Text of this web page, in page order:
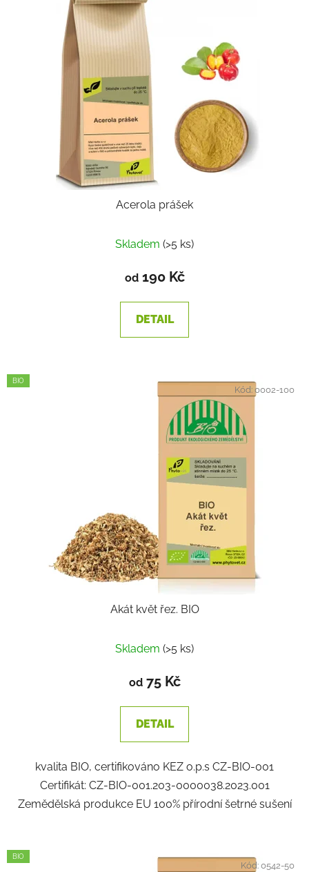
Acerola prášek
Skladem (>5 ks)
od190 Kč
DETAIL
BIO
Akát květ řez. BIO
Skladem (>5 ks)
od75 Kč
DETAIL
kvalita BIO, certifikováno KEZ o.p.s CZ-BIO-001
Certifikát: CZ-BIO-001.203-0000038.2023.001
Zemědělská produkce EU 100% přírodní šetrné sušení
Kód:0002-100
BIO
Kód:0542-50